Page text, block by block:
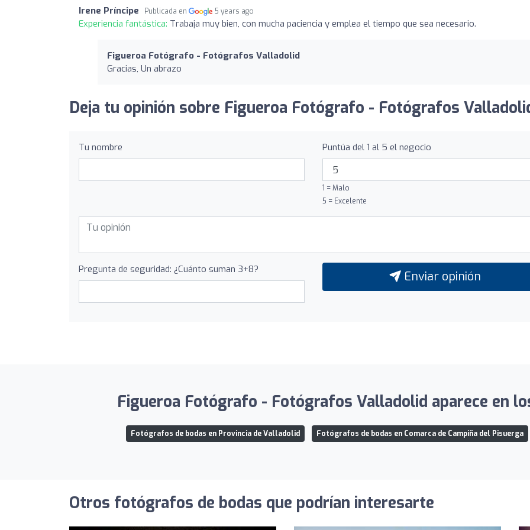
Irene Príncipe Publicada en 5 years ago
Experiencia fantástica: Trabaja muy bien, con mucha paciencia y emplea el tiempo que sea necesario.
Figueroa Fotógrafo - Fotógrafos Valladolid
Gracias, Un abrazo
Deja tu opinión sobre Figueroa Fotógrafo - Fotógrafos
Tu nombre Puntúa del 1 al 5 el negocio
1 = Malo
5 = Excelente
Pregunta de seguridad: ¿Cuánto suman 3+8? Enviar opinión
Figueroa Fotógrafo - Fotógrafos Valladolid aparece en
Fotógrafos de bodas en Provincia de Valladolid Fotógrafos de bodas en Comarca de Campiña del Pisuerga
Otros fotógrafos de bodas que podrían interesarte